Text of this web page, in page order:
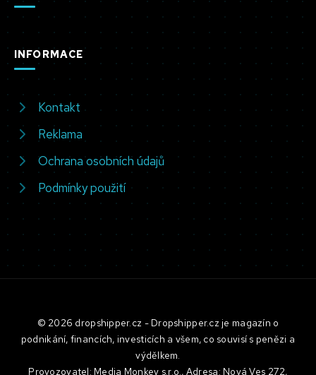
INFORMACE
Kontakt
Reklama
Ochrana osobních údajů
Podmínky použití
© 2026 dropshipper.cz - Dropshipper.cz je magazín o
podnikání, financích, investicích a všem, co souvisí s penězi a
výdělkem.
Provozovatel: Media Monkey s.r.o., Adresa: Nová Ves 272,